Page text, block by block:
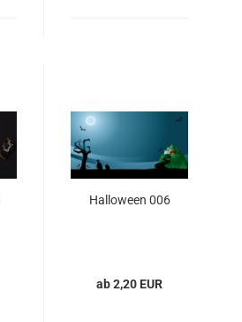
Halloween 006
ab 2,20 EUR